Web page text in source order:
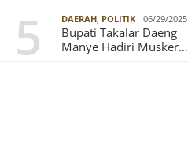
5 DAERAH, POLITIK 06/29/2025
Bupati Takalar Daeng
Manye Hadiri Musker…